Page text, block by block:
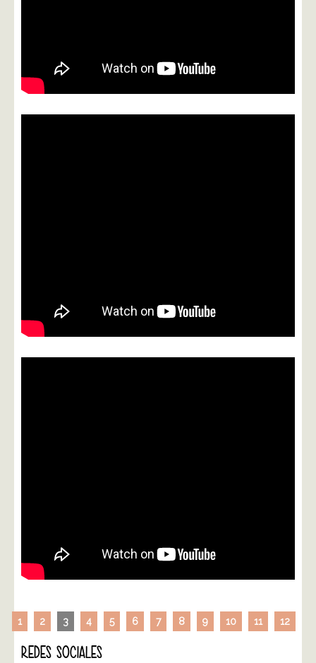
1 2 3 4 5 6 7 8 9 10 11 12
REDES SOCIALES